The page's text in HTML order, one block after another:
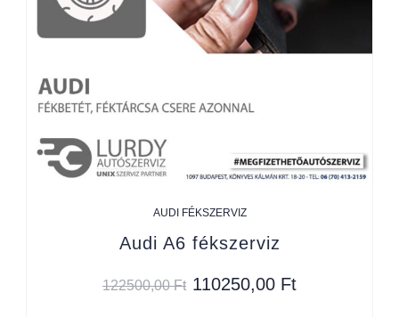
AUDI FÉKSZERVIZ
Audi A6 fékszerviz
122500,00Ft 110250,00 Ft